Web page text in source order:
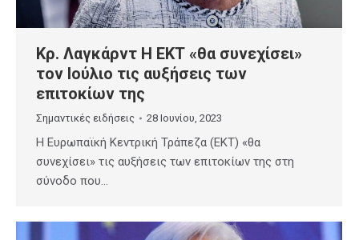
Κρ. Λαγκάρντ Η ΕΚΤ «θα συνεχίσει»
τον Ιούλιο τις αυξήσεις των
επιτοκίων της
Σημαντικές ειδήσεις 28 Ιουνίου, 2023
Η Ευρωπαϊκή Κεντρική Τράπεζα (ΕΚΤ) «θα
συνεχίσει» τις αυξήσεις των επιτοκίων της στη
σύνοδο που…